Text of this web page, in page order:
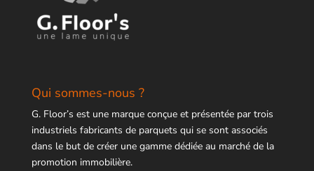
Qui sommes-nous ?
G. Floor’s est une marque conçue et présentée par trois
industriels fabricants de parquets qui se sont associés
dans le but de créer une gamme dédiée au marché de la
promotion immobilière.